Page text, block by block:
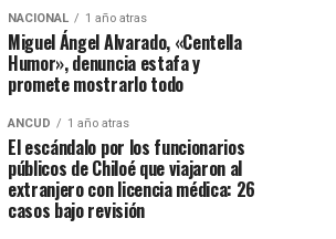
NACIONAL 1 año atras
Miguel Ángel Alvarado, «Centella
Humor», denuncia estafa y
promete mostrarlo todo
ANCUD 1 año atras
El escándalo por los funcionarios
públicos de Chiloé que viajaron al
extranjero con licencia médica: 26
casos bajo revisión